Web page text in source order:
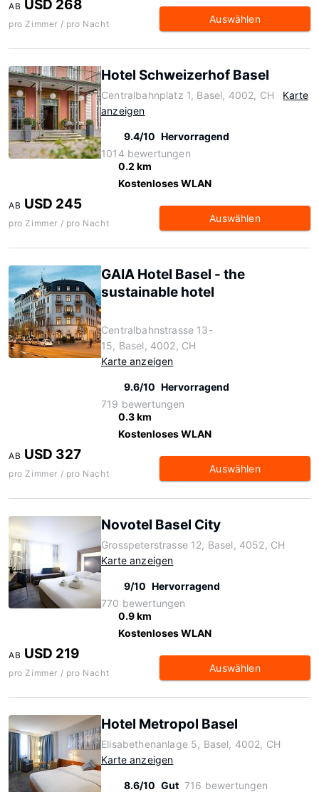
AB USD 268
pro Zimmer / pro Nacht Auswählen
Hotel Schweizerhof Basel
Centralbahnplatz 1, Basel, 4002, CH
Karte
anzeigen
9.4/10 Hervorragend
1014 bewertungen
0.2 km
Kostenloses WLAN
AB USD 245
pro Zimmer / pro Nacht Auswählen
GAIA Hotel Basel - the
sustainable hotel
Centralbahnstrasse 13-
15, Basel, 4002, CH
Karte anzeigen
9.6/10 Hervorragend
719 bewertungen
0.3 km
Kostenloses WLAN
AB USD 327
pro Zimmer / pro Nacht Auswählen
Novotel Basel City
Grosspeterstrasse 12, Basel, 4052, CH
Karte anzeigen
9/10 Hervorragend
770 bewertungen
0.9 km
Kostenloses WLAN
AB USD 219
pro Zimmer / pro Nacht Auswählen
Hotel Metropol Basel
Elisabethenanlage 5, Basel, 4002, CH
Karte anzeigen
8.6/10 Gut 716 bewertungen